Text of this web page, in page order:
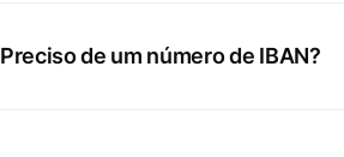
Preciso de um número de IBAN?